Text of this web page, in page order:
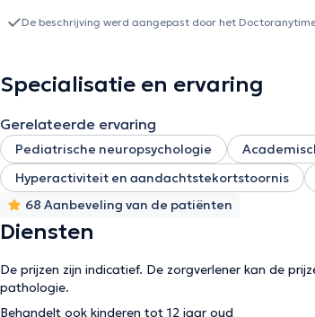
formation sur les aménagements raisonnables et,
également l’estime de soi, la gestion des émotions et les habiletés sociales. Je
différents cabinets où je travaille. Vous pouvez
De beschrijving werd aangepast door het
Specialisatie en ervaring
Gerelateerde ervaring
Pediatrische neuropsychologie
Hyperactiviteit en aandachtstekortstoornis
68 Aanbeveling van de patiënten
Diensten
De prijzen zijn indicatief. De zorgverlener kan de
pathologie.
Behandelt ook kinderen tot 12 jaar oud